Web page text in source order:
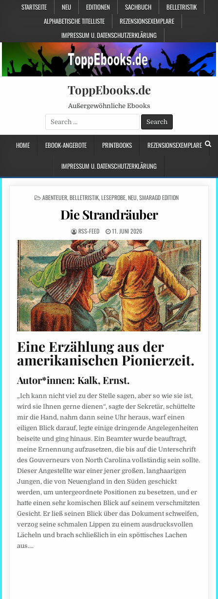
STARTSEITE NEU EDITIONEN SACHBUCH
BELLETRISTIK
ALPHABETISCHE TITELLISTE
REZENSIONSEXEMPLARE
IMPRESSUM U. DATENSCHUTZERKLÄRUNG
ToppEbooks.de
Außergewöhnliche Ebooks
Search
for:
HOME EBOOK-ANGEBOTE PRINTBOOKS REZENSIONSEXEMPLARE
IMPRESSUM U. DATENSCHUTZERKLÄRUNG
POSTED
ABENTEUER,BELLETRISTIK,LESEPROBE,NEU,SMARAGD EDITION
Die Strandräuber
RSS-FEED 11. JUNI 2026
Eine Erzählung aus der
amerikanischen Pionierzeit.
Autor*innen: Kalk, Ernst.
„Ich kann nicht viel zu der Stelle sagen, aber so wie sie ist,
wird sie Ihnen gerne dienen“, sagte der Sekretär, schüttelte
mir die Hand, nahm dann seine Uhr heraus, warf einen
eiligen Blick darauf, legte einige dringende Angelegenheiten
beiseite und ging hinaus. Ein Beamter wurde beauftragt,
meine Ernennung aufzusetzen, die bis auf die Unterschrift
des Gouverneurs von North Carolina vollständig sein sollte.
Dieser Angestellte war einer jener großen, langhaarigen
Jungen, die von Neuengland in den Süden geschickt
werden, um untergeordnete Positionen zu besetzen, und er
hatte einen sehr komischen Blick auf seinem verschmitzten
Gesicht. Er ließ seinen Blick über das Dokument schweifen,
verzog seine schmalen Lippen zu einem ausdrucksvollen
Lächeln und brach schließlich in ein spöttisches Lachen
aus….